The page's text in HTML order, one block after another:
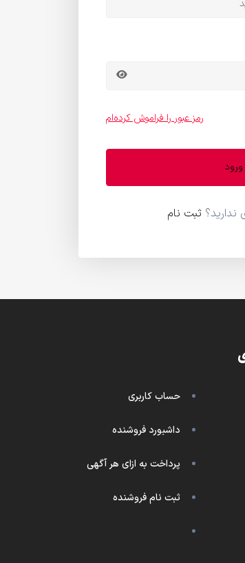
رمز عبور را فراموش کرده‌ام
ورود
ندارید؟ثبت نام
حساب کاربری
داشبورد فروشنده
پرداخت به ازای هر آگهی
ثبت نام فروشنده